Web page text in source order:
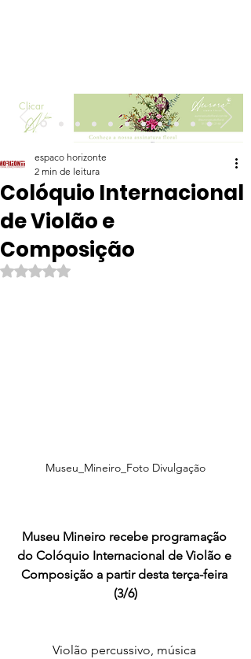
Clicar
Colóquio Internacional
de Violão e
Composição
espaco horizonte
2 min de leitura
Avaliado com NaN de 5 estrelas.
Museu_Mineiro_Foto Divulgação
Museu Mineiro recebe programação
do Colóquio Internacional de Violão e
Composição a partir desta terça-feira
(3/6)
Violão percussivo, música